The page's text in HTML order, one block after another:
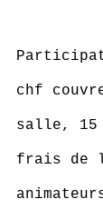
chf
salle, 15
frais de